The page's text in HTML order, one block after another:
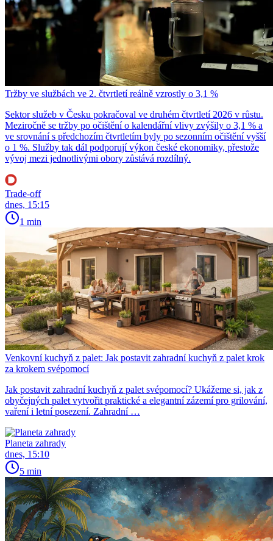
Tržby ve službách ve 2. čtvrtletí reálně vzrostly o 3,1 %
Sektor služeb v Česku pokračoval ve druhém čtvrtletí 2026 v růstu.
Meziročně se tržby po očištění o kalendářní vlivy zvýšily o 3,1 % a
ve srovnání s předchozím čtvrtletím byly po sezonním očištění vyšší
o 1 %. Služby tak dál podporují výkon české ekonomiky, přestože
vývoj mezi jednotlivými obory zůstává rozdílný.
Trade-off
dnes, 15:15
1 min
Venkovní kuchyň z palet: Jak postavit zahradní kuchyň z palet krok
za krokem svépomocí
Jak postavit zahradní kuchyň z palet svépomocí? Ukážeme si, jak z
obyčejných palet vytvořit praktické a elegantní zázemí pro grilování,
vaření i letní posezení. Zahradní …
Planeta zahrady
dnes, 15:10
5 min